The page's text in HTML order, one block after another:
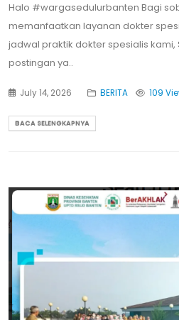
Halo #wargasedulurbanten Bagi
memanfaatkan layanan dokter
jadwal praktik dokter spesialis
postingan ya..
July 14, 2026 BERITA 109
BACA SELENGKAPNYA